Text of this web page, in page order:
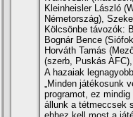
Kleinheisler László
Németország),
Kölcsönbe távozók:
Bognár Bence
Horváth Tamás
(szerb, Puskás
A hazaiak
„Minden játékosunk
programot, ez
állunk a tétmeccsek